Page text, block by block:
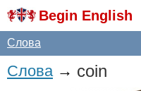
Begin English
Слова
Слова→ coin